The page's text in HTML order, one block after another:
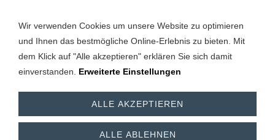
Flaschenschrank für 2 x
11 Kg Flasche
Wir verwenden Cookies um unsere Website zu optimieren
und Ihnen das bestmögliche Online-Erlebnis zu bieten. Mit
dem Klick auf "Alle akzeptieren" erklären Sie sich damit
einverstanden. Erweiterte Einstellungen
ALLE AKZEPTIEREN
ALLE ABLEHNEN